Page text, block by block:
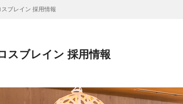
ブレイン 採用情報
スブレイン 採用情報